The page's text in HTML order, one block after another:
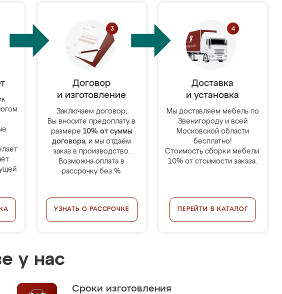
Договор
и изготовление
Заключаем договор,
Вы вносите предоплату в
размере 10% от суммы
договора, и мы отдаём
заказ в производство.
Возможна оплата в
рассрочку без %.
УЗНАТЬ О РАССРОЧКЕ
Доставка
и установка
Мы доставляем мебель по
Звенигороду и всей
Московской области
бесплатно!
Стоимость сборки мебели:
10% от стоимости заказа.
ПЕРЕЙТИ В КАТАЛОГ
у нас
Сроки изготовления